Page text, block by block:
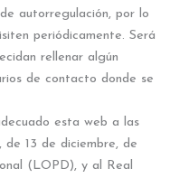
autorregulación, por lo
periódicamente. Será
rellenar algún
de contacto donde se
esta web a las
13 de diciembre, de
(LOPD), y al Real